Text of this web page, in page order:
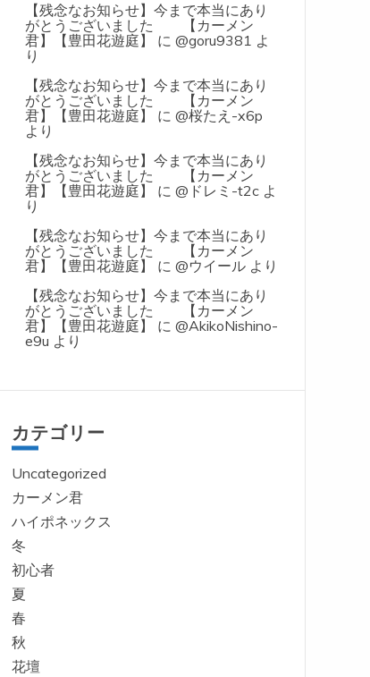
【残念なお知らせ】今まで本当にあり
がとうございました 【カーメン
君】【豊田花遊庭】
に @goru9381 よ
り
【残念なお知らせ】今まで本当にあり
がとうございました 【カーメン
君】【豊田花遊庭】
に @桜たえ-x6p
より
【残念なお知らせ】今まで本当にあり
がとうございました 【カーメン
君】【豊田花遊庭】
に @ドレミ-t2cよ
り
【残念なお知らせ】今まで本当にあり
がとうございました 【カーメン
君】【豊田花遊庭】
に @ウイールより
【残念なお知らせ】今まで本当にあり
がとうございました 【カーメン
君】【豊田花遊庭】
に @AkikoNishino-
e9u より
カテゴリー
Uncategorized
カーメン君
ハイポネックス
冬
初心者
夏
春
秋
花壇